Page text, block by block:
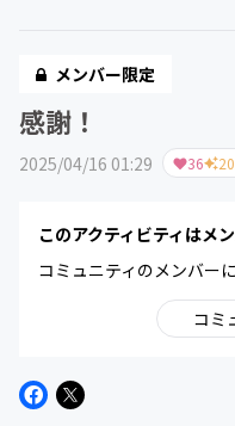
メンバー限定
感謝！
2025/04/16 01:29 36 20
このアクティビティはメ
コミュニティのメンバー
コミ